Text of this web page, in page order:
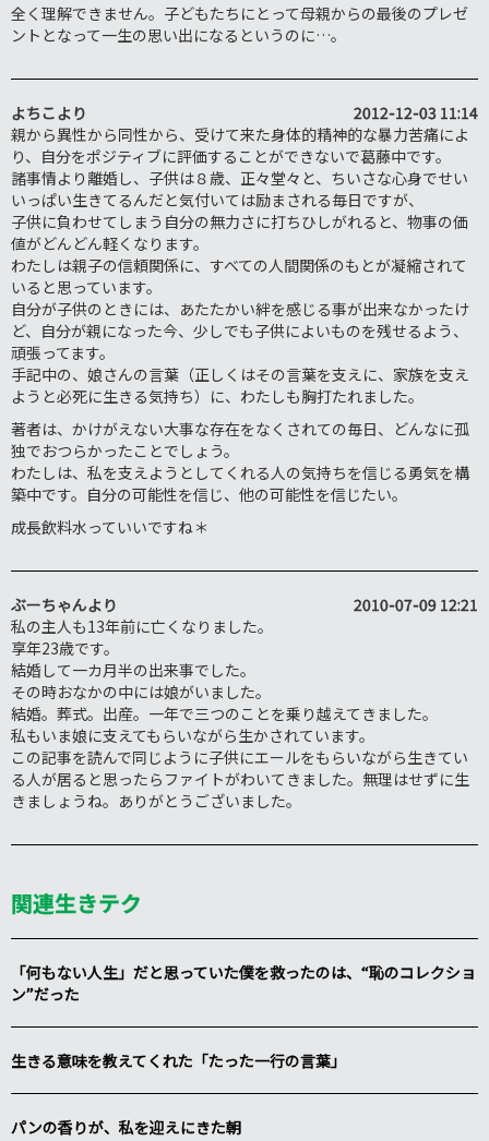
全く理解できません。子どもたちにとって母親からの最後のプレゼ
ントとなって一生の思い出になるというのに…。
よちこより
2012-12-03 11:14
親から異性から同性から、受けて来た身体的精神的な暴力苦痛によ
り、自分をポジティブに評価することができないで葛藤中です。
諸事情より離婚し、子供は８歳、正々堂々と、ちいさな心身でせい
いっぱい生きてるんだと気付いては励まされる毎日ですが、
子供に負わせてしまう自分の無力さに打ちひしがれると、物事の価
値がどんどん軽くなります。
わたしは親子の信頼関係に、すべての人間関係のもとが凝縮されて
いると思っています。
自分が子供のときには、あたたかい絆を感じる事が出来なかったけ
ど、自分が親になった今、少しでも子供によいものを残せるよう、
頑張ってます。
手記中の、娘さんの言葉（正しくはその言葉を支えに、家族を支え
ようと必死に生きる気持ち）に、わたしも胸打たれました。
著者は、かけがえない大事な存在をなくされての毎日、どんなに孤
独でおつらかったことでしょう。
わたしは、私を支えようとしてくれる人の気持ちを信じる勇気を構
築中です。自分の可能性を信じ、他の可能性を信じたい。
成長飲料水っていいですね＊
ぶーちゃんより
2010-07-09 12:21
私の主人も13年前に亡くなりました。
享年23歳です。
結婚して一カ月半の出来事でした。
その時おなかの中には娘がいました。
結婚。葬式。出産。一年で三つのことを乗り越えてきました。
私もいま娘に支えてもらいながら生かされています。
この記事を読んで同じように子供にエールをもらいながら生きてい
る人が居ると思ったらファイトがわいてきました。無理はせずに生
きましょうね。ありがとうございました。
関連生きテク
「何もない人生」だと思っていた僕を救ったのは、“恥のコレクショ
ン”だった
生きる意味を教えてくれた「たった一行の言葉」
パンの香りが、私を迎えにきた朝